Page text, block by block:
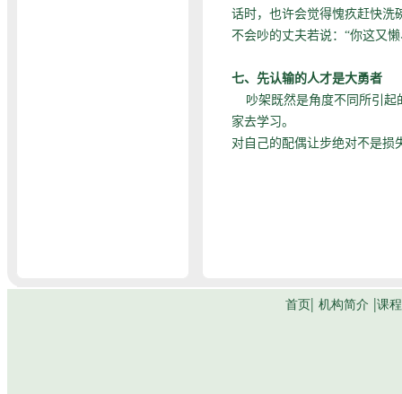
话时，也许会觉得愧疚赶快洗
不会吵的丈夫若说：“你这又
七、先认输的人才是大勇者
吵架既然是角度不同所引起
家去学习。
对自己的配偶让步绝对不是损